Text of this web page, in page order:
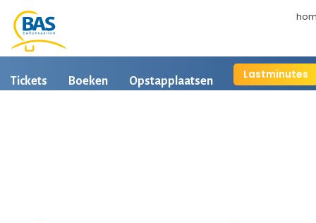
Lastminutes
Tickets Boeken Opstapplaatsen Ballonvaart